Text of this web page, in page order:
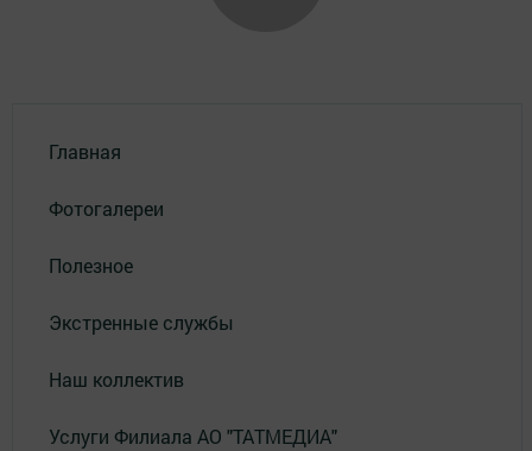
Главная
Фотогалереи
Полезное
Экстренные службы
Наш коллектив
Услуги Филиала АО "ТАТМЕДИА"